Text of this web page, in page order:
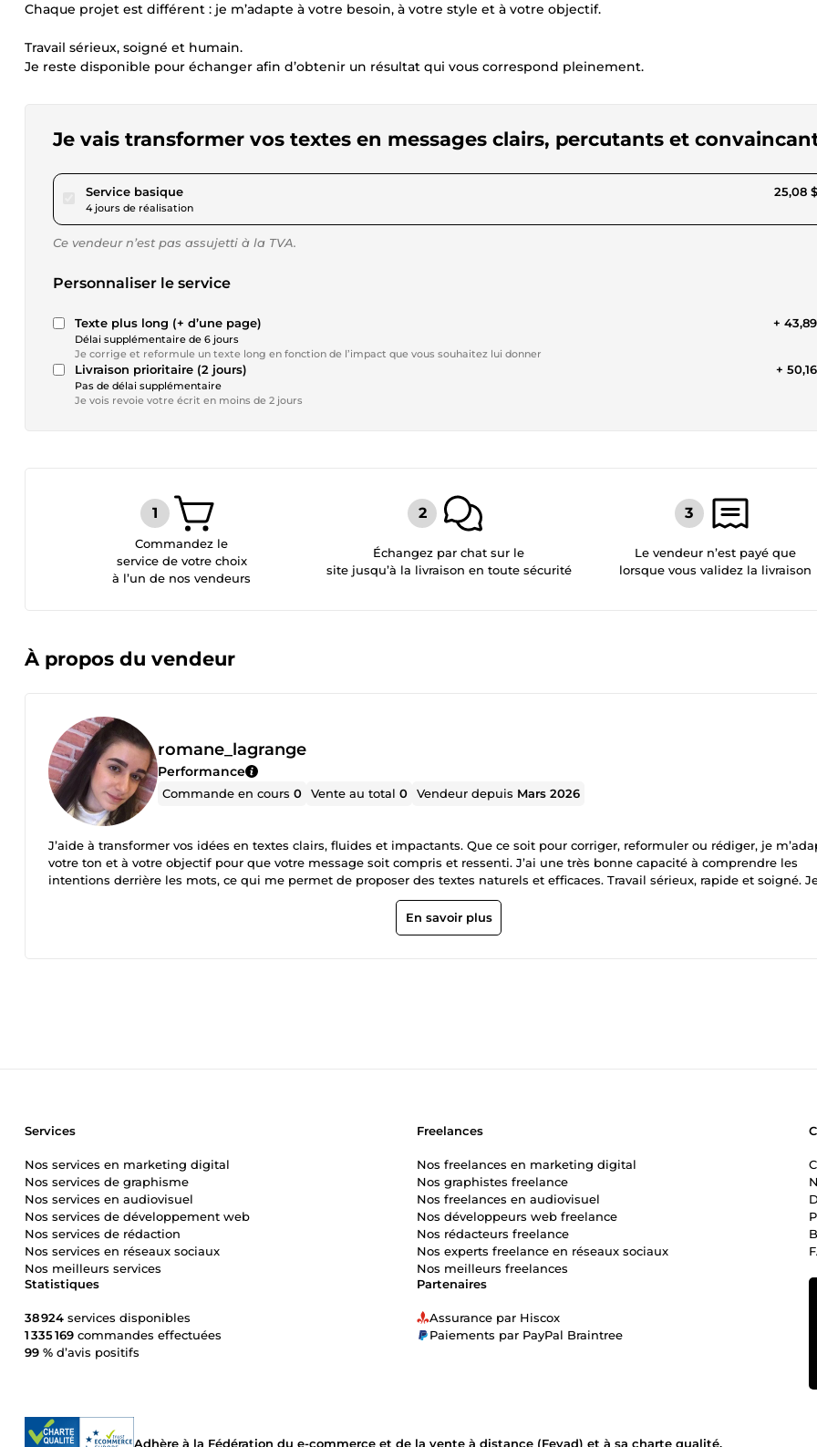
Chaque projet est différent : je m’adapte à votre besoin, à votre style et à votre objectif.
Travail sérieux, soigné et humain.
Je reste disponible pour échanger afin d’obtenir un résultat qui vous correspond pleinement.
Je vais transformer vos textes en messages clairs, percutants et
Service basiquepour 23,11 $US
4 jours de réalisation
25,08
Ce vendeur n’est pas assujetti à la TVA.
Personnaliser le service
Texte plus long (+ d’une page)
Délai supplémentaire de 6 jours
Je corrige et reformule un texte long en fonction de l’impact que vous souhaitez lui donner
+
Livraison prioritaire (2 jours)
Pas de délai supplémentaire
Je vois revoie votre écrit en moins de 2 jours
+
Commandez le
service de votre choix
à l’un de nos vendeurs
Échangez par chat sur le
site jusqu’à la livraison en toute sécurité
Le vendeur n’est payé que
lorsque vous validez la livraison
À propos du vendeur
romane_lagrange
Performance
Commande en cours0 Vente au total0 Vendeur depuis Mars 2026
J’aide à transformer vos idées en textes clairs, fluides et impactants. Que ce soit pour corriger, reformuler ou rédiger, je
votre ton et à votre objectif pour que votre message soit compris et ressenti. J’ai une très bonne capacité à comprendre les
intentions derrière les mots, ce qui me permet de proposer des textes naturels et efficaces. Travail sérieux, rapide et soigné.
reste disponible pour échanger et m’adapter à vos besoins.
En savoir plus
Partenaires
Assurance par Hiscox
Paiements par PayPal Braintree
Statistiques
38 924 services disponibles
1 335 169 commandes effectuées
99 % d’avis positifs
Services
Nos services en marketing digital
Nos services de graphisme
Nos services en audiovisuel
Nos services de développement web
Nos services de rédaction
Nos services en réseaux sociaux
Nos meilleurs services
Freelances
Nos freelances en marketing digital
Nos graphistes freelance
Nos freelances en audiovisuel
Nos développeurs web freelance
Nos rédacteurs freelance
Nos experts freelance en réseaux sociaux
Nos meilleurs freelances
Adhère à la Fédération du e-commerce et de la vente à distance (Fevad) et à sa charte qualité.